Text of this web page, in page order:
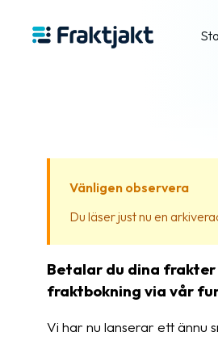
Vänligen observera
Du läser just nu en
Betalar du dina frakter
fraktbokning via vår
Vi har nu lanserar ett ännu